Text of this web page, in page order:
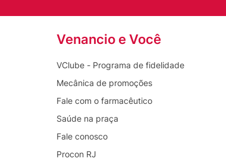
Venancio e Você
VClube - Programa de fidelidade
Mecânica de promoções
Fale com o farmacêutico
Saúde na praça
Fale conosco
Procon RJ